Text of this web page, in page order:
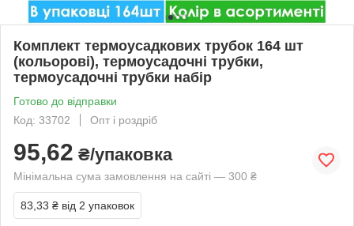
Комплект термоусадкових трубок 164 шт
(кольорові), термоусадочні трубки,
термоусадочні трубки набір
Готово до відправки
Код: 33702
Опт і роздріб
95,62 ₴/упаковка
Мінімальна сума замовлення на сайті — 300 ₴
83,33 ₴ від 2 упаковок